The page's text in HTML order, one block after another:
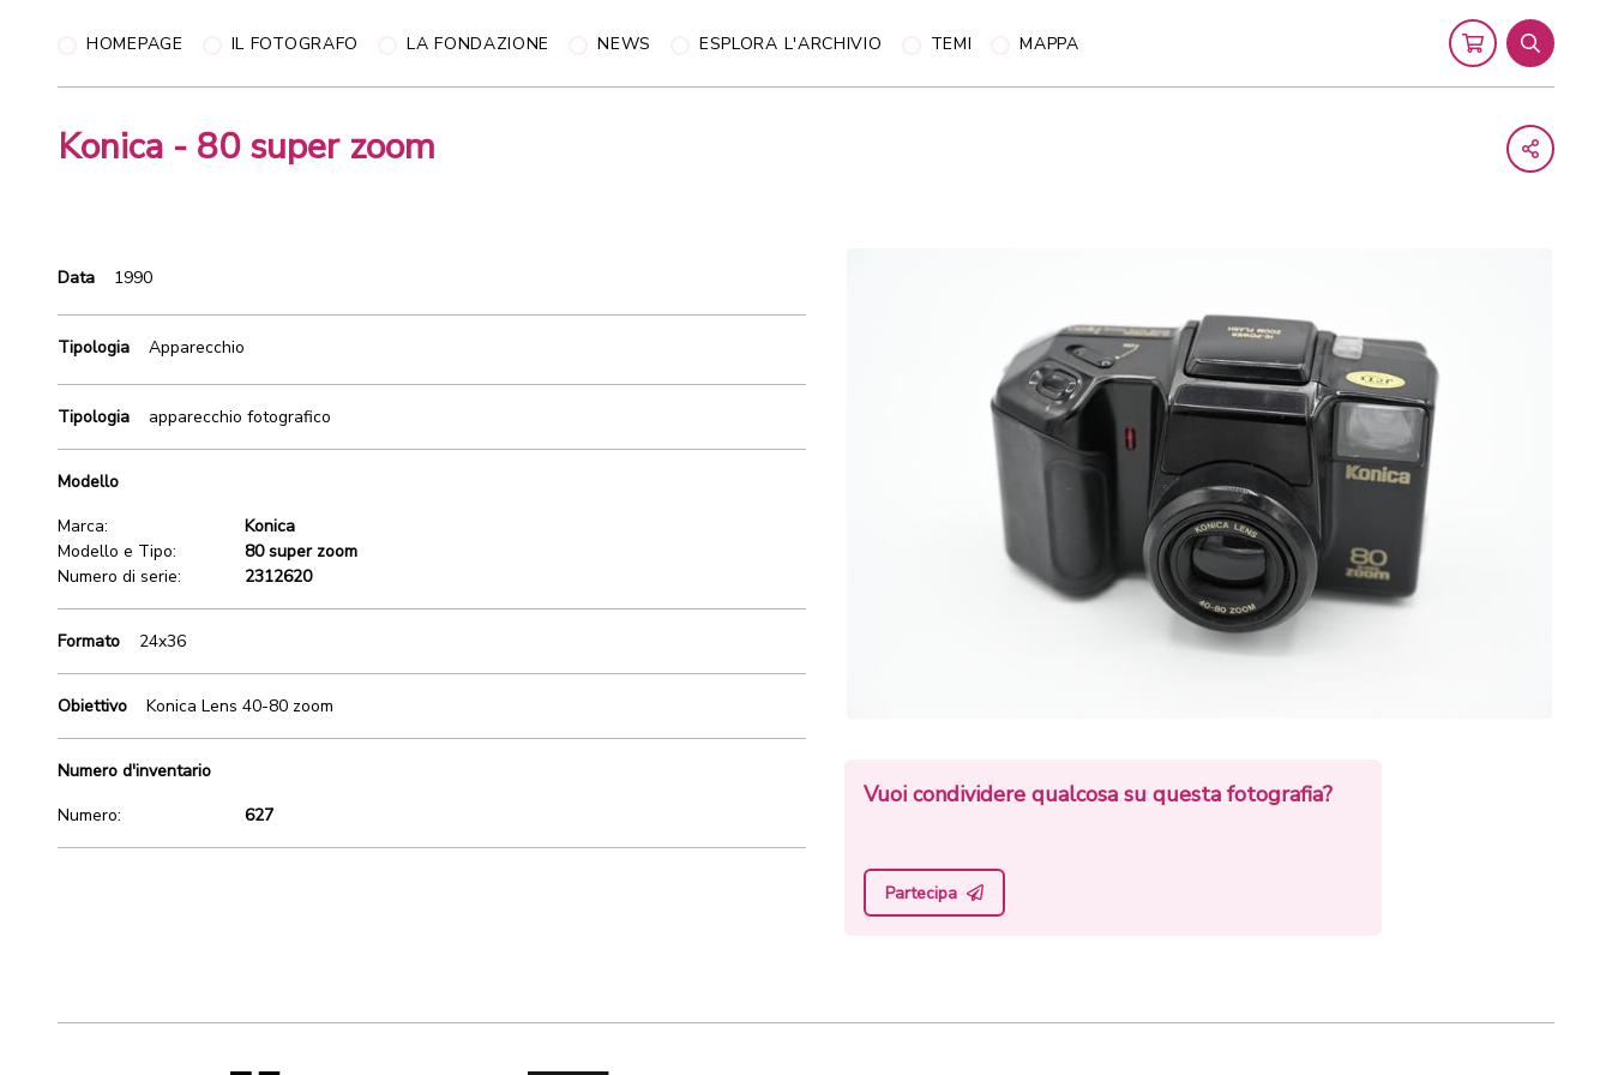
HOMEPAGE IL FOTOGRAFO LA FONDAZIONE NEWS ESPLORA L'ARCHIVIO TEMI MAPPA Cart Search
Konica - 80 super zoom
Data 1990
Tipologia Apparecchio
Tipologia apparecchio fotografico
Modello
Marca:
Konica
Modello e Tipo:
80 super zoom
Numero di serie:
2312620
Formato 24x36
Obiettivo Konica Lens 40-80 zoom
Numero d'inventario
Numero:
627
Vuoi condividere qualcosa su questa fotografia?
Partecipa